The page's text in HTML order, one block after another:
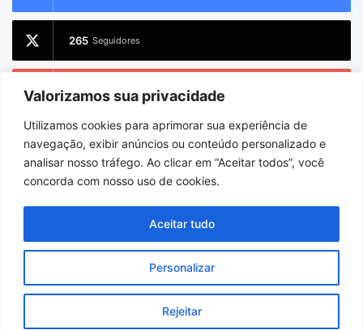
Valorizamos sua privacidade
Utilizamos cookies para aprimorar sua experiência de
navegação, exibir anúncios ou conteúdo personalizado e
analisar nosso tráfego. Ao clicar em “Aceitar todos”, você
concorda com nosso uso de cookies.
Personalizar
Rejeitar
Aceitar tudo
265 Seguidores
2.733 Seguidores
Hospedado pori9 Digital
Início
Sobre Equipe
Facebook YouTube